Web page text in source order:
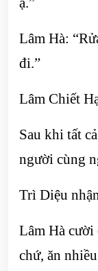
Lâm Hà:
đi.”
Lâm Chiết
Sau khi tất
người cùng
Trì Diệu
Lâm Hà
chứ, ăn